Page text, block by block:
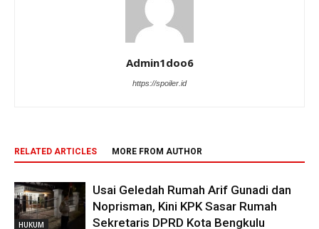
Admin1doo6
https://spoiler.id
RELATED ARTICLES MORE FROM AUTHOR
HUKUM
Usai Geledah Rumah Arif Gunadi dan
Noprisman, Kini KPK Sasar Rumah
Sekretaris DPRD Kota Bengkulu